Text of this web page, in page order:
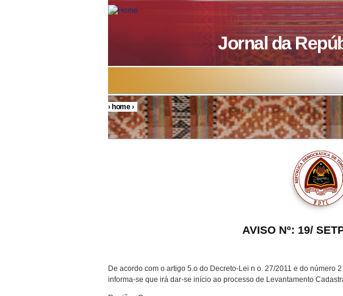
Jornal da
You are here
›home›
AVISO Nº: 19/
De acordo com o artigo 5.o do Decreto-Lei n o. 27/2011 e do número
informa-se que irá dar-se início ao processo de Levantamento